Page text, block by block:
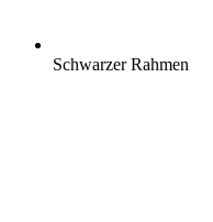
Schwarzer Rahmen